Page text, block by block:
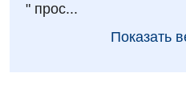
" прос...
Показать